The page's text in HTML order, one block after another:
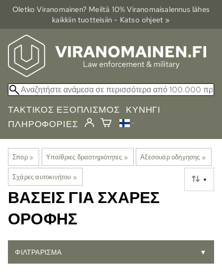
Oletko Viranomainen? Meiltä 10% Viranomais­alennus lähes
kaikkiin tuotteisiin - Katso ohjeet »
ΤΑΚΤΙΚΌΣ ΕΞΟΠΛΙΣΜΌΣ
ΚΥΝΉΓΙ
ΠΛΗΡΟΦΟΡΊΕΣ
Σπορ ‪» Υπαίθριες δραστηριότητες ‪» Αξεσουάρ οδήγησης ‪»
Σχάρες αυτοκινήτου ‪» ▼
ΒΆΣΕΙΣ ΓΙΑ ΣΧΆΡΕΣ
ΟΡΟΦΉΣ
ΦΙΛΤΡΆΡΙΣΜΑ ▼